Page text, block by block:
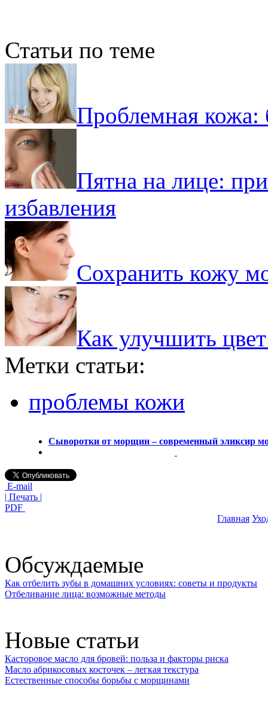
Статьи по теме
Проблемная кожа:
Пятна на лице:
избавления
Сохранить кожу
Как улучшить
Метки статьи:
проблемы кожи
Сыворотки от морщин – современный эликсир
E-mail
| Печать |
PDF
Главная
Обсуждаемые
Как отбелить зубы в домашних условиях: советы и продукты
Отбеливание лица: возможные методы
Новые статьи
Касторовое масло для бровей: польза и факторы риска
Масло абрикосовых косточек – легкая текстура
Естественные способы борьбы с морщинами